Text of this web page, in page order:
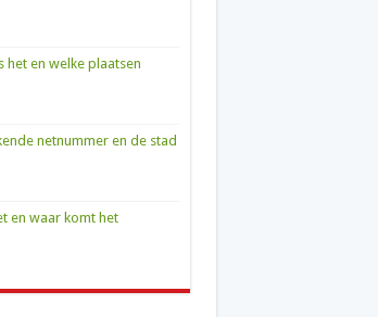
het en welke plaatsen
netnummer en de stad
en waar komt het